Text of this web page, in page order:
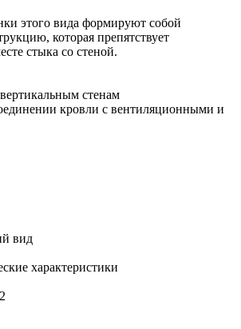
этого вида формируют собой
которая препятствует
стыка со стеной.
стенам
кровли с вентиляционными и
вид
характеристики